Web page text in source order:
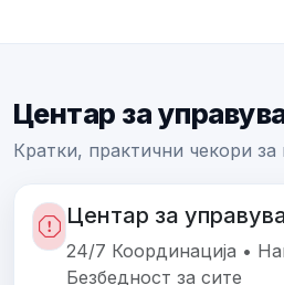
Центар за
Кратки, практични чекори за
Центар за
24/7 Координација •
Безбедност за сите